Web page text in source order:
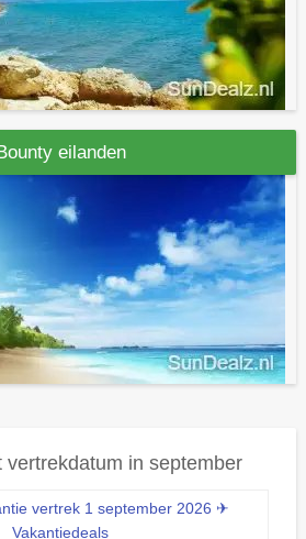
eilanden
vertrekdatum in september
vertrek 1 september 2026 ✈
Vakantiedeals